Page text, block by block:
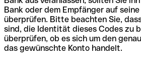
Bank oder dem Empfänger auf
überprüfen. Bitte beachten Sie,
sind, die Identität dieses Codes zu
überprüfen, ob es sich um den
das gewünschte Konto handelt.